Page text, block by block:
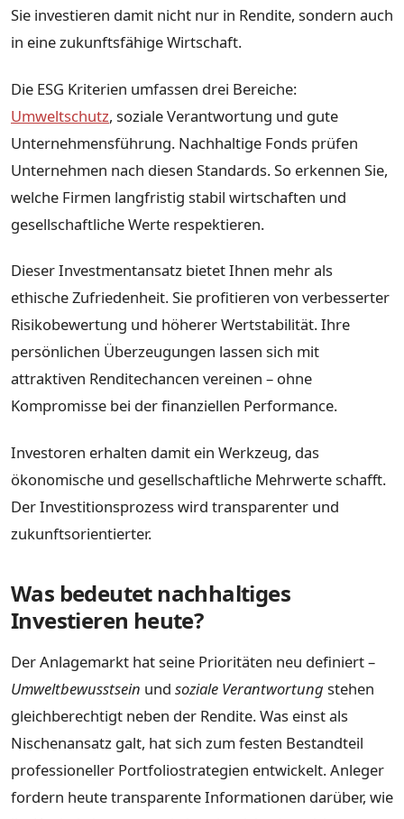
Sie investieren damit nicht nur in Rendite, sondern auch
in eine zukunftsfähige Wirtschaft.
Die ESG Kriterien umfassen drei Bereiche:
Umweltschutz, soziale Verantwortung und gute
Unternehmensführung. Nachhaltige Fonds prüfen
Unternehmen nach diesen Standards. So erkennen Sie,
welche Firmen langfristig stabil wirtschaften und
gesellschaftliche Werte respektieren.
Dieser Investmentansatz bietet Ihnen mehr als
ethische Zufriedenheit. Sie profitieren von verbesserter
Risikobewertung und höherer Wertstabilität. Ihre
persönlichen Überzeugungen lassen sich mit
attraktiven Renditechancen vereinen – ohne
Kompromisse bei der finanziellen Performance.
Investoren erhalten damit ein Werkzeug, das
ökonomische und gesellschaftliche Mehrwerte schafft.
Der Investitionsprozess wird transparenter und
zukunftsorientierter.
Was bedeutet nachhaltiges
Investieren heute?
Der Anlagemarkt hat seine Prioritäten neu definiert –
Umweltbewusstsein und soziale Verantwortung stehen
gleichberechtigt neben der Rendite. Was einst als
Nischenansatz galt, hat sich zum festen Bestandteil
professioneller Portfoliostrategien entwickelt. Anleger
fordern heute transparente Informationen darüber, wie